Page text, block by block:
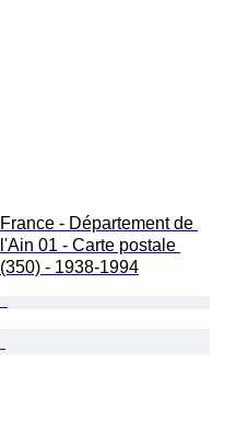
France - Département de
l'Ain 01 - Carte postale
(350) - 1938-1994